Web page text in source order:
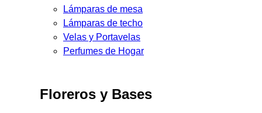
Lámparas de mesa
Lámparas de techo
Velas y Portavelas
Perfumes de Hogar
Floreros y Bases